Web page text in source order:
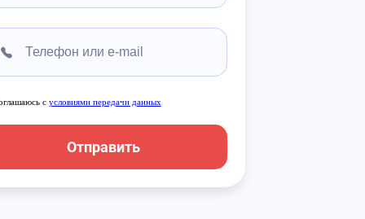
с условиями передачи данных
Отправить